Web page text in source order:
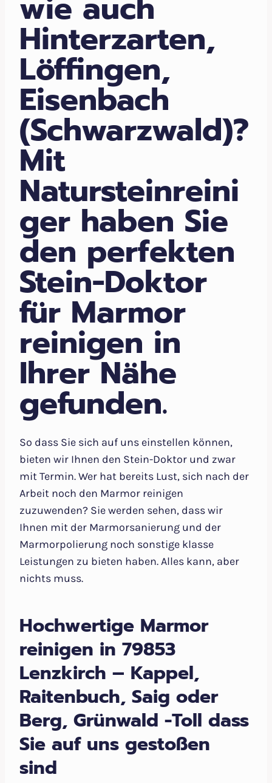
Hinterzarten,
Löffingen,
Eisenbach
(Schwarzwald)?
Mit
Natursteinreini
ger haben Sie
den perfekten
Stein-Doktor
für Marmor
reinigen in
Ihrer Nähe
gefunden.
So dass Sie sich auf uns einstellen können,
bieten wir Ihnen den Stein-Doktor und zwar
mit Termin. Wer hat bereits Lust, sich nach der
Arbeit noch den Marmor reinigen
zuzuwenden? Sie werden sehen, dass wir
Ihnen mit der Marmorsanierung und der
Marmorpolierung noch sonstige klasse
Leistungen zu bieten haben. Alles kann, aber
nichts muss.
Hochwertige Marmor
reinigen in 79853
Lenzkirch – Kappel,
Raitenbuch, Saig oder
Berg, Grünwald -Toll dass
Sie auf uns gestoßen
sind